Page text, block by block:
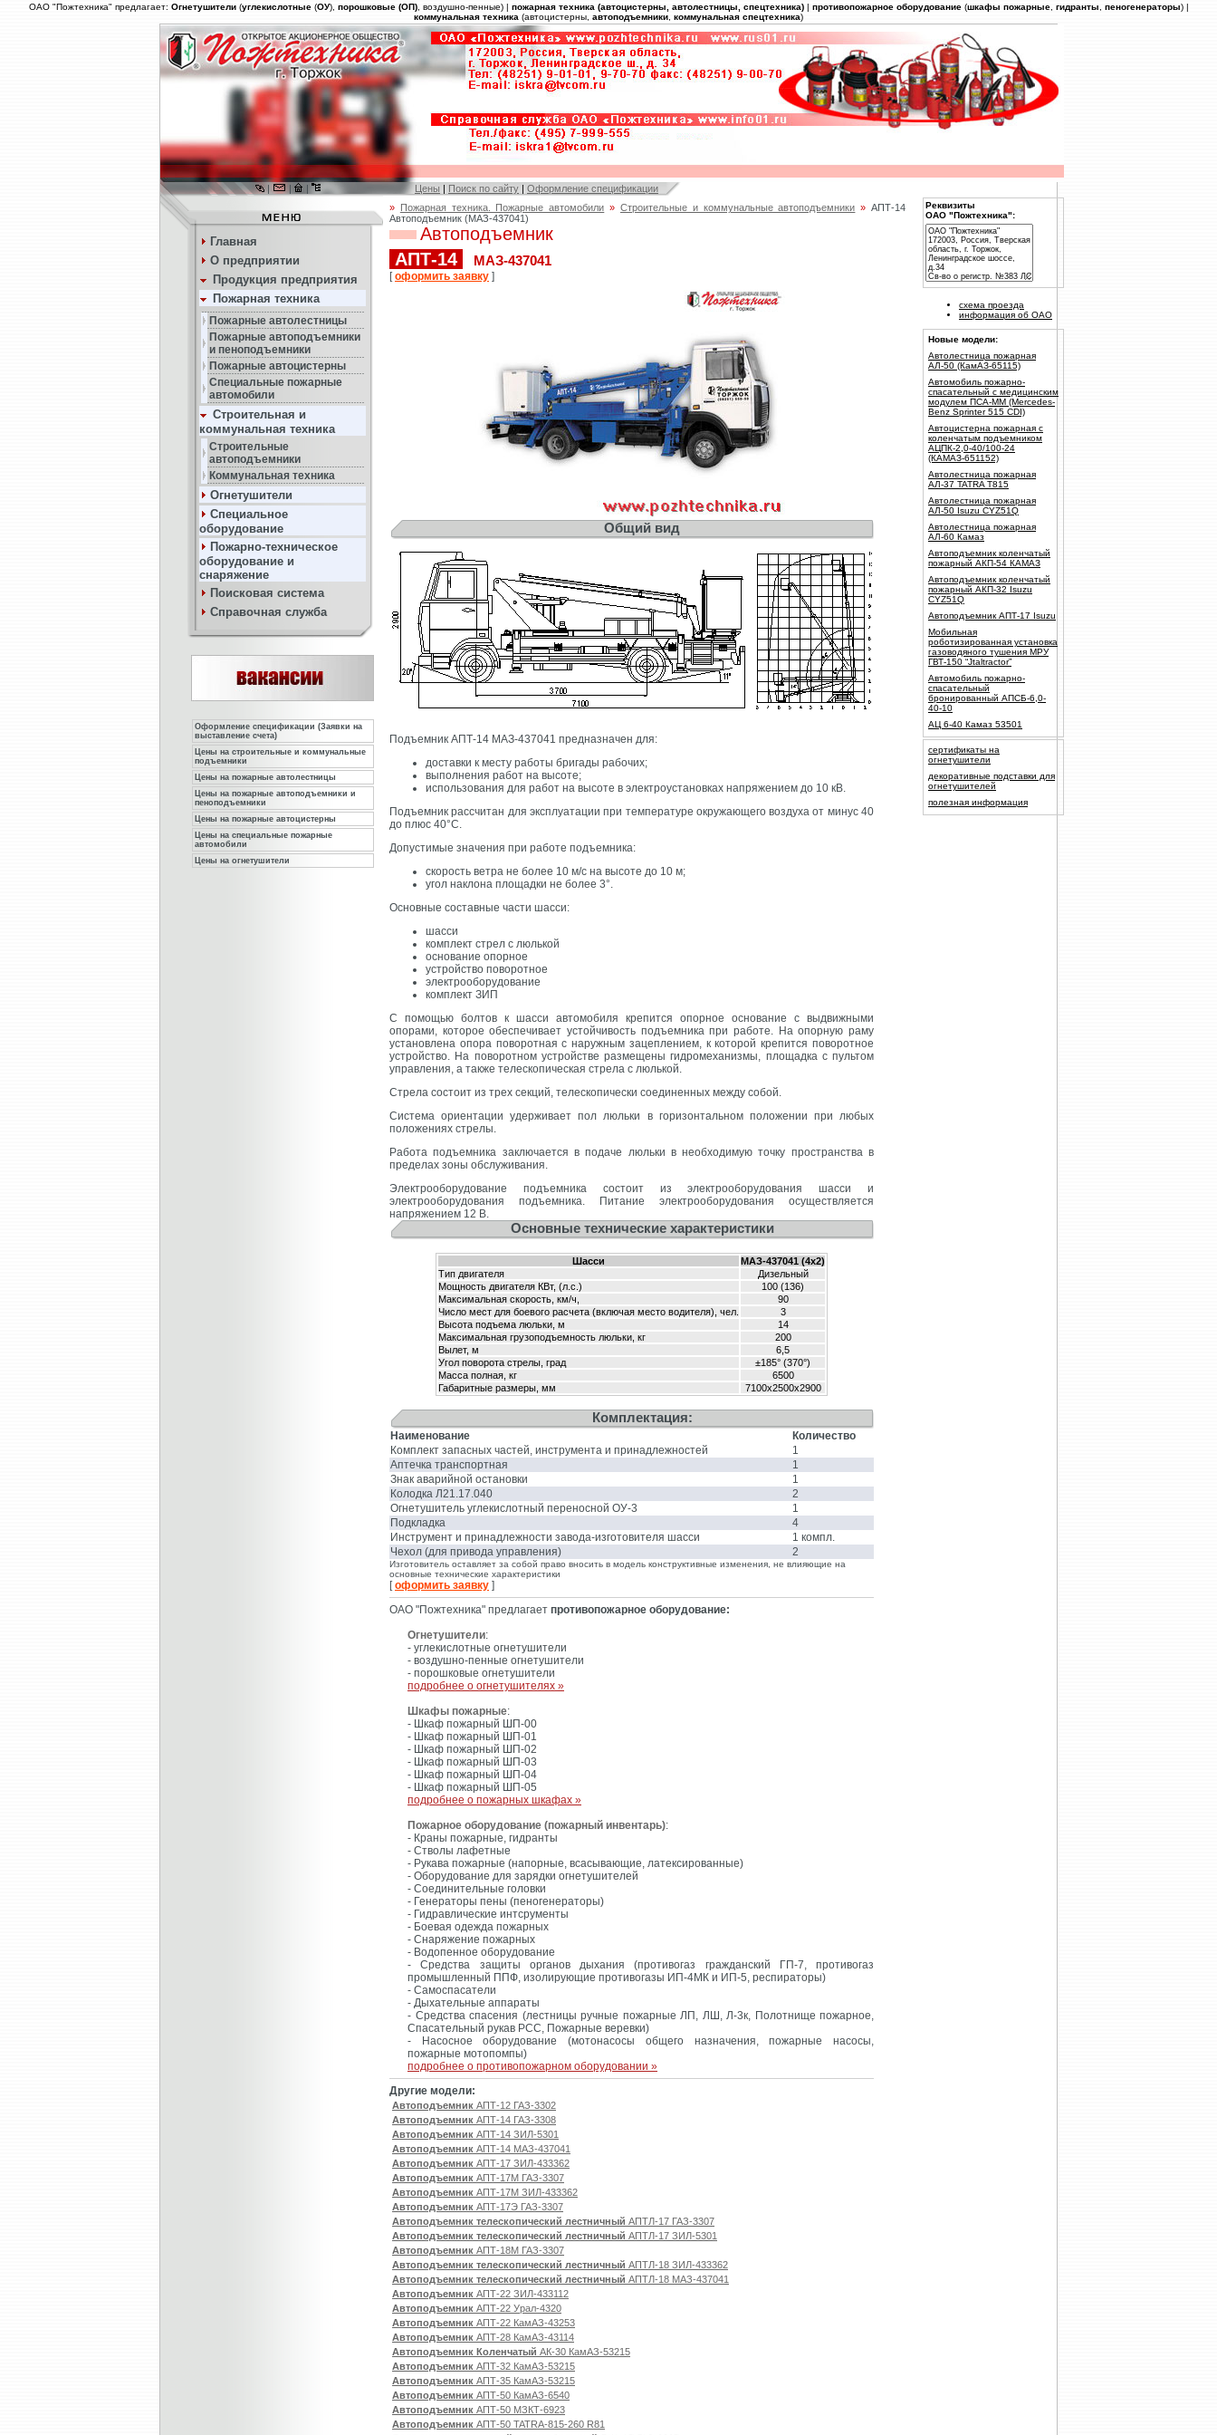
ОАО "Пожтехника" предлагает: Огнетушители(углекислотные(ОУ), порошковые (ОП), воздушно-пенные) | пожарная техника (автоцистерны, автолестницы, спецтехника)| противопожарное оборудование(шкафы пожарные, гидранты пеногенераторы) |
коммунальная техника (автоцистерны, автоподъемники коммунальная спецтехника)
| | | Цены | Поиск по сайту | Оформление спецификации
Главная
О предприятии
Продукция предприятия
Пожарная техника
Пожарные автолестницы
Пожарные автоподъемники
и пеноподъемники
Пожарные автоцистерны
Специальные пожарные
автомобили
Строительная и
коммунальная техника
Строительные
автоподъемники
Коммунальная техника
Огнетушители
Специальное
оборудование
Пожарно-техническое
оборудование и
снаряжение
Поисковая система
Справочная служба
Оформление спецификации (Заявки на
выставление счета)
Цены на строительные и коммунальные
подъемники
Цены на пожарные автолестницы
Цены на пожарные автоподъемники и
пеноподъемники
Цены на пожарные автоцистерны
Цены на специальные пожарные
автомобили
Цены на огнетушители
» Пожарная техника. Пожарные автомобили » Строительные и коммунальные автоподъемники » АПТ-14
Автоподъемник (МАЗ-437041)
Автоподъемник
АПТ-14
МАЗ-437041
[оформить заявку ]
Общий вид
Подъемник АПТ-14 МАЗ-437041 предназначен для:
доставки к месту работы бригады рабочих;
выполнения работ на высоте;
использования для работ на высоте в электроустановках напряжением до 10 кВ.
Подъемник рассчитан для эксплуатации при температуре окружающего воздуха от минус 40
до плюс 40°С.
Допустимые значения при работе подъемника:
скорость ветра не более 10 м/с на высоте до 10 м;
угол наклона площадки не более 3°.
Основные составные части шасси:
шасси
комплект стрел с люлькой
основание опорное
устройство поворотное
электрооборудование
комплект ЗИП
С помощью болтов к шасси автомобиля крепится опорное основание с выдвижными
опорами, которое обеспечивает устойчивость подъемника при работе. На опорную раму
установлена опора поворотная с наружным зацеплением, к которой крепится поворотное
устройство. На поворотном устройстве размещены гидромеханизмы, площадка с пультом
управления, а также телескопическая стрела с люлькой.
Стрела состоит из трех секций, телескопически соединенных между собой.
Система ориентации удерживает пол люльки в горизонтальном положении при любых
положениях стрелы.
Работа подъемника заключается в подаче люльки в необходимую точку пространства в
пределах зоны обслуживания.
Электрооборудование подъемника состоит из электрооборудования шасси и
электрооборудования подъемника. Питание электрооборудования осуществляется
напряжением 12 В.
Основные технические характеристики
Шасси
МАЗ-437041 (4х2)
Тип двигателя
Дизельный
Мощность двигателя КВт, (л.с.)
100 (136)
Максимальная скорость, км/ч,
90
Число мест для боевого расчета (включая место водителя), чел.
3
Высота подъема люльки, м
14
Максимальная грузоподъемность люльки, кг
200
Вылет, м
6,5
Угол поворота стрелы, град
±185° (370°)
Масса полная, кг
6500
Габаритные размеры, мм
7100x2500x2900
Комплектация:
Наименование
Количество
Комплект запасных частей, инструмента и принадлежностей
1
Аптечка транспортная
1
Знак аварийной остановки
1
Колодка Л21.17.040
2
Огнетушитель углекислотный переносной ОУ-3
1
Подкладка
4
Инструмент и принадлежности завода-изготовителя шасси
1 компл.
Чехол (для привода управления)
2
Изготовитель оставляет за собой право вносить в модель конструктивные изменения, не влияющие на
основные технические характеристики
[оформить заявку ]
ОАО "Пожтехника" предлагает противопожарное оборудование:
Огнетушители:
- углекислотные огнетушители
- воздушно-пенные огнетушители
- порошковые огнетушители
подробнее о огнетушителях »
Шкафы пожарные:
- Шкаф пожарный ШП-00
- Шкаф пожарный ШП-01
- Шкаф пожарный ШП-02
- Шкаф пожарный ШП-03
- Шкаф пожарный ШП-04
- Шкаф пожарный ШП-05
подробнее о пожарных шкафах »
Пожарное оборудование (пожарный инвентарь):
- Краны пожарные, гидранты
- Стволы лафетные
- Рукава пожарные (напорные, всасывающие, латексированные)
- Оборудование для зарядки огнетушителей
- Соединительные головки
- Генераторы пены (пеногенераторы)
- Гидравлические интсрументы
- Боевая одежда пожарных
- Снаряжение пожарных
- Водопенное оборудование
- Средства защиты органов дыхания (противогаз гражданский ГП-7, противогаз
промышленный ППФ, изолирующие противогазы ИП-4МК и ИП-5, респираторы)
- Самоспасатели
- Дыхательные аппараты
- Средства спасения (лестницы ручные пожарные ЛП, ЛШ, Л-3к, Полотнище пожарное,
Спасательный рукав РСС, Пожарные веревки)
- Насосное оборудование (мотонасосы общего назначения, пожарные насосы,
пожарные мотопомпы)
подробнее о противопожарном оборудовании »
Другие модели:
Автоподъемник АПТ-12 ГАЗ-3302
Автоподъемник АПТ-14 ГАЗ-3308
Автоподъемник АПТ-14 ЗИЛ-5301
Автоподъемник АПТ-14 МАЗ-437041
Автоподъемник АПТ-17 ЗИЛ-433362
Автоподъемник АПТ-17М ГАЗ-3307
Автоподъемник АПТ-17М ЗИЛ-433362
Автоподъемник АПТ-17Э ГАЗ-3307
Автоподъемник телескопический лестничный АПТЛ-17 ГАЗ-3307
Автоподъемник телескопический лестничный АПТЛ-17 ЗИЛ-5301
Автоподъемник АПТ-18М ГАЗ-3307
Автоподъемник телескопический лестничный АПТЛ-18 ЗИЛ-433362
Автоподъемник телескопический лестничный АПТЛ-18 МАЗ-437041
Автоподъемник АПТ-22 ЗИЛ-433112
Автоподъемник АПТ-22 Урал-4320
Автоподъемник АПТ-22 КамАЗ-43253
Автоподъемник АПТ-28 КамАЗ-43114
Автоподъемник Коленчатый АК-30 КамАЗ-53215
Автоподъемник АПТ-32 КамАЗ-53215
Автоподъемник АПТ-35 КамАЗ-53215
Автоподъемник АПТ-50 КамАЗ-6540
Автоподъемник АПТ-50 МЗКТ-6923
Автоподъемник АПТ-50 TATRA-815-260 R81
Реквизиты
ОАО "Пожтехника":
схема проезда
информация об ОАО
Новые модели:
Автолестница пожарная
АЛ-50 (КамАЗ-65115)
Автомобиль пожарно-
спасательный с медицинским
модулем ПСА-ММ (Mercedes-
Benz Sprinter 515 CDI)
Автоцистерна пожарная с
коленчатым подъемником
АЦПК-2,0-40/100-24
(КАМАЗ-651152)
Автолестница пожарная
АЛ-37 TATRA T815
Автолестница пожарная
АЛ-50 Isuzu CYZ51Q
Автолестница пожарная
АЛ-60 Камаз
Автоподъемник коленчатый
пожарный АКП-54 КАМАЗ
Автоподъемник коленчатый
пожарный АКП-32 Isuzu
CYZ51Q
Автоподъемник АПТ-17 Isuzu
Мобильная
роботизированная установка
газоводяного тушения МРУ
ГВТ-150 “Jtaltractor”
Автомобиль пожарно-
спасательный
бронированный АПСБ-6,0-
40-10
АЦ 6-40 Камаз 53501
сертификаты на
огнетушители
декоративные подставки для
огнетушителей
полезная информация